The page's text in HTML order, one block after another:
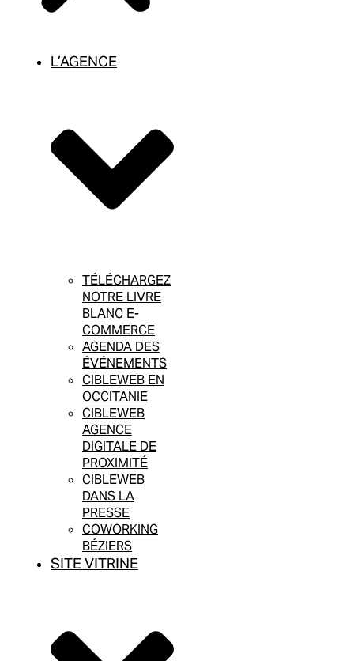
L’AGENCE
TÉLÉCHARGEZ
NOTRE LIVRE
BLANC E-
COMMERCE
AGENDA DES
ÉVÉNEMENTS
CIBLEWEB EN
OCCITANIE
CIBLEWEB
AGENCE
DIGITALE DE
PROXIMITÉ
CIBLEWEB
DANS LA
PRESSE
COWORKING
BÉZIERS
SITE VITRINE